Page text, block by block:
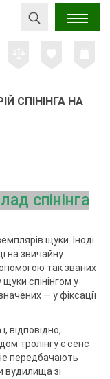
СПІНІНГА НА
спінінга
щуки. Іноді
на звичайну
так званих
спінінгом у
— у фіксації
відповідно,
тролінгу є сенс
передбачають
вудилища зі